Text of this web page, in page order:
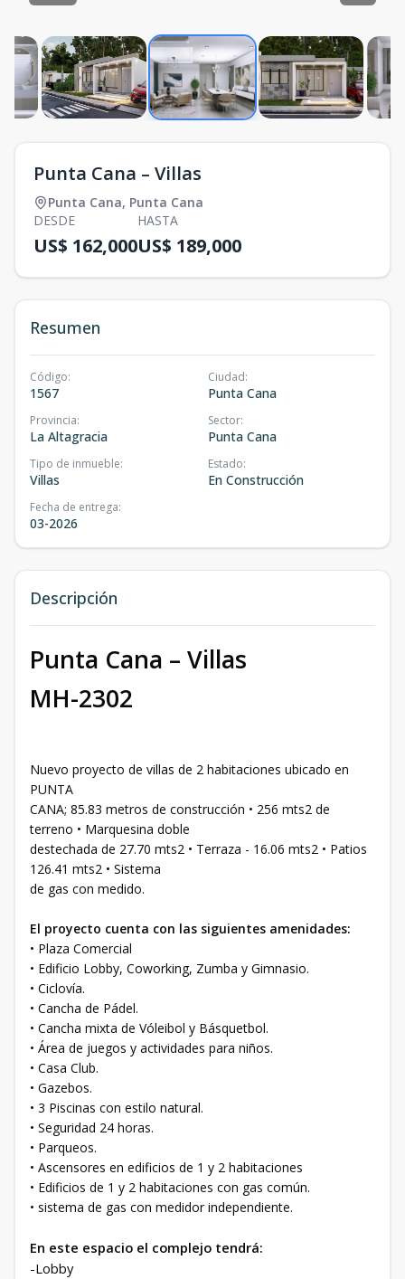
Punta Cana – Villas
Punta Cana, Punta Cana
DESDE
US$ 162,000
HASTA
US$ 189,000
Resumen
Código:
1567
Ciudad:
Punta Cana
Provincia:
La Altagracia
Sector:
Punta Cana
Tipo de inmueble:
Villas
Estado:
En Construcción
Fecha de entrega:
03-2026
Descripción
Punta Cana – Villas
MH-2302
Nuevo proyecto de villas de 2 habitaciones ubicado en
PUNTA
CANA; 85.83 metros de construcción • 256 mts2 de
terreno • Marquesina doble
destechada de 27.70 mts2 • Terraza - 16.06 mts2 • Patios
126.41 mts2 • Sistema
de gas con medido.
El proyecto cuenta con las siguientes amenidades:
• Plaza Comercial
• Edificio Lobby, Coworking, Zumba y Gimnasio.
• Ciclovía.
• Cancha de Pádel.
• Cancha mixta de Vóleibol y Básquetbol.
• Área de juegos y actividades para niños.
• Casa Club.
• Gazebos.
• 3 Piscinas con estilo natural.
• Seguridad 24 horas.
• Parqueos.
• Ascensores en edificios de 1 y 2 habitaciones
• Edificios de 1 y 2 habitaciones con gas común.
• sistema de gas con medidor independiente.
En este espacio el complejo tendrá:
-Lobby